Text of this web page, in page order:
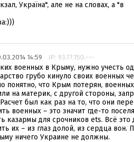
Україна", але не на словах, а "в
14:59 IP: 93.77.150.---
военных в Крыму, нужно учесть
грубо кинуло своих военных
понятно, что Крым потерян,
на материк, с другой стороны,
был как раз на то, что они
военных – это значит где-то
казармы для срочников ets. Всё это
их – из глаз долой, из сердца вон.
ничего Украине не должны.